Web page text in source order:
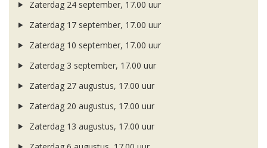
Zaterdag 24 september, 17.00 uur
Zaterdag 17 september, 17.00 uur
Zaterdag 10 september, 17.00 uur
Zaterdag 3 september, 17.00 uur
Zaterdag 27 augustus, 17.00 uur
Zaterdag 20 augustus, 17.00 uur
Zaterdag 13 augustus, 17.00 uur